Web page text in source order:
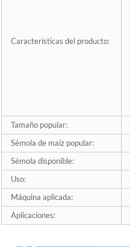
Características del producto:
Tamaño popular:
Sémola de maíz popular:
Sémola disponible:
Uso:
Máquina aplicada:
Aplicaciones: